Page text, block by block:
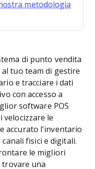
metodologia
di punto vendita
al tuo team di gestire
e tracciare i dati
con accesso a
software POS
velocizzare le
accurato l'inventario
fisici e digitali.
le migliori
trovare una